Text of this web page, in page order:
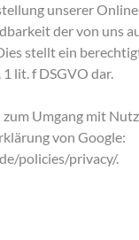
unserer
der von uns
stellt ein
lit. f DSGVO dar.
Umgang mit
von Google:
policies/privacy/.